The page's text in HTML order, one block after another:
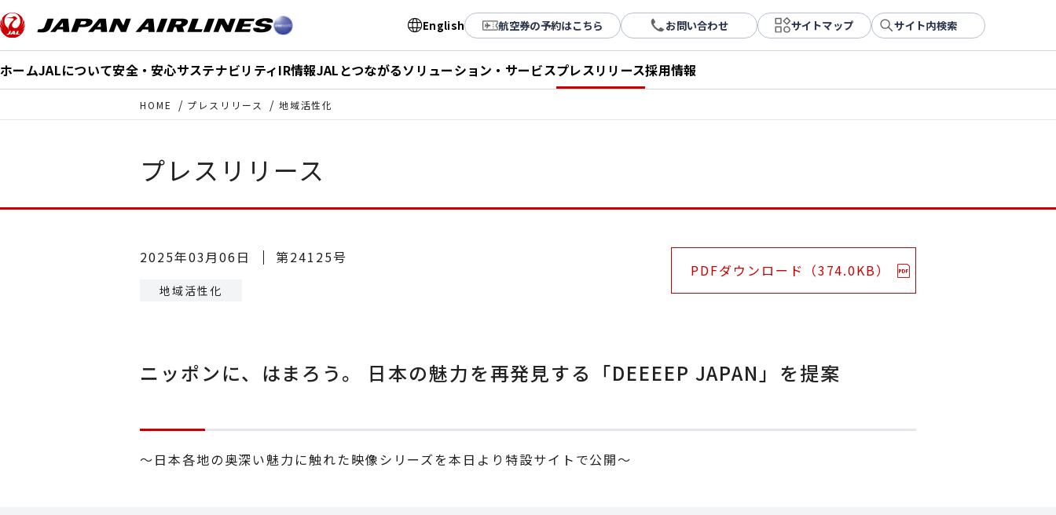
English 航空券の予約はこちら お問い合わせ サイトマップ サイト内検索
ホームJALについて安全・安心サステナビリティIR情報JALとつながるソリューション・サービスプレスリリース採用情報
HOME プレスリリース 地域活性化
プレスリリース
2025年03月06日 第24125号
地域活性化
PDFダウンロード（374.0KB）
ニッポンに、はまろう。 日本の魅力を再発見する「DEEEEP JAPAN」を提案
～日本各地の奥深い魅力に触れた映像シリーズを本日より特設サイトで公開～